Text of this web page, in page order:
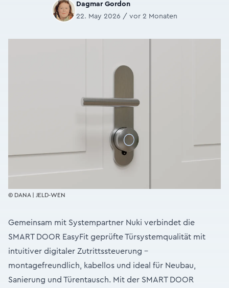
Dagmar Gordon
22. May 2026 / vor 2 Monaten
© DANA | JELD-WEN
Gemeinsam mit Systempartner Nuki verbindet die
SMART DOOR EasyFit geprüfte Türsystemqualität mit
intuitiver digitaler Zutrittssteuerung –
montagefreundlich, kabellos und ideal für Neubau,
Sanierung und Türentausch. Mit der SMART DOOR